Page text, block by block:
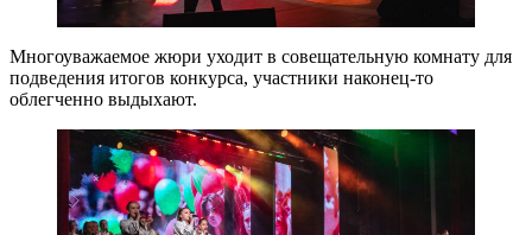
Многоуважаемое жюри уходит в совещательную комнату для
подведения итогов конкурса, участники наконец-то
облегченно выдыхают.